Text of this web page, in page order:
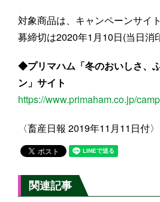
対象商品は、キャンペーンサイ
募締切は2020年1月10日(当日消
◆プリマハム「冬のおいしさ、
ン」サイト
https://www.primaham.co.jp/
〈畜産日報 2019年11月11日付〉
関連記事